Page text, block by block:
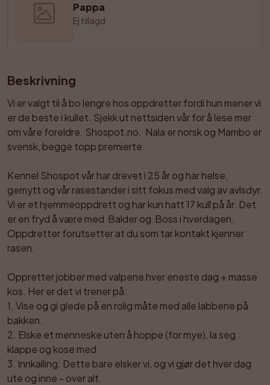
Pappa
Ej tillagd
Beskrivning
Vi er valgt til å bo lengre hos oppdretter fordi hun mener vi
er de beste i kullet. Sjekk ut nettsiden vår for å lese mer
om våre foreldre. Shospot.no.  Nala er norsk og Mambo er
svensk, begge topp premierte.
Kennel Shospot vår har drevet i 25 år og har helse,
gemytt og vår rasestander i sitt fokus med valg av avlsdyr.
Vi er et hjemmeoppdrett og har kun hatt 17 kull på år. Det
er en fryd å være med  Balder og  Boss i hverdagen.
Oppdretter forutsetter at du som tar kontakt kjenner
rasen.
Oppretter jobber med valpene hver eneste dag + masse
kos. Her er det vi trener på:
1. Vise og gi glede på en rolig måte med alle labbene på
bakken.
2. Elske et menneske uten å hoppe (for mye), la seg
klappe og kose med
3. Innkalling: Dette bare elsker vi, og vi gjør det hver dag
ute og inne - over alt.